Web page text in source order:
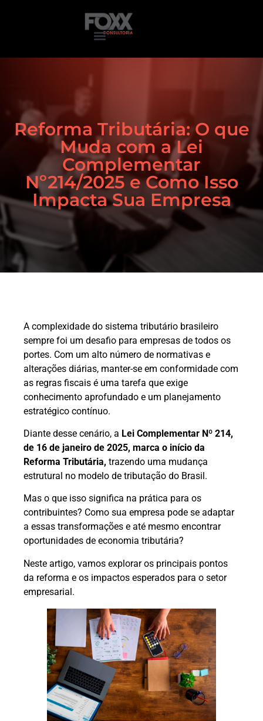
Reforma Tributária: O que
Muda com a Lei
Complementar
Nº214/2025 e Como Isso
Impacta Sua Empresa
A complexidade do sistema tributário brasileiro
sempre foi um desafio para empresas de todos os
portes. Com um alto número de normativas e
alterações diárias, manter-se em conformidade com
as regras fiscais é uma tarefa que exige
conhecimento aprofundado e um planejamento
estratégico contínuo.
Diante desse cenário, a Lei Complementar Nº 214,
de 16 de janeiro de 2025, marca o início da
Reforma Tributária, trazendo uma mudança
estrutural no modelo de tributação do Brasil.
Mas o que isso significa na prática para os
contribuintes? Como sua empresa pode se adaptar
a essas transformações e até mesmo encontrar
oportunidades de economia tributária?
Neste artigo, vamos explorar os principais pontos
da reforma e os impactos esperados para o setor
empresarial.